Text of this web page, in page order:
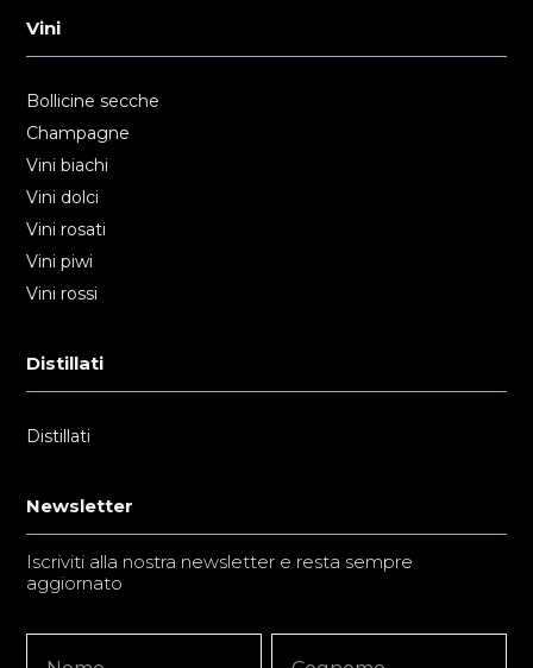
Vini
Bollicine secche
Champagne
Vini biachi
Vini dolci
Vini rosati
Vini piwi
Vini rossi
Distillati
Distillati
Newsletter
Iscriviti alla nostra newsletter e resta sempre
aggiornato